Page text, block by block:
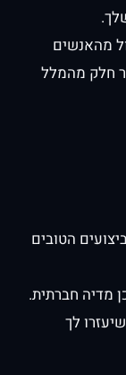
מהאנשים
חלק מהמלל
הטובים
מדיה חברתית.
לך